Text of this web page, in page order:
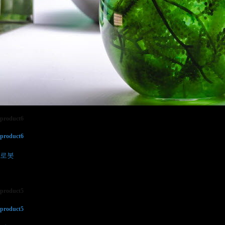
product6
product6
로봇
product5
product5